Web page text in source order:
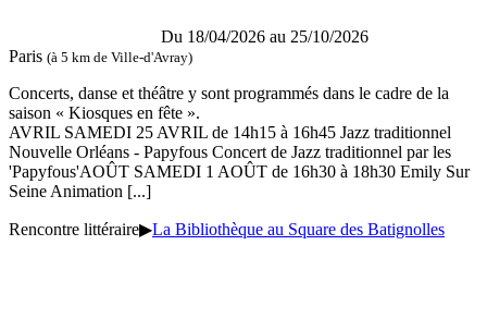
Du 18/04/2026 au 25/10/2026
Paris (à 5 km de Ville-d'Avray)
Concerts, danse et théâtre y sont programmés dans le cadre de la
saison « Kiosques en fête ».
AVRIL SAMEDI 25 AVRIL de 14h15 à 16h45 Jazz traditionnel
Nouvelle Orléans - Papyfous Concert de Jazz traditionnel par les
'Papyfous'AOÛT SAMEDI 1 AOÛT de 16h30 à 18h30 Emily Sur
Seine Animation [...]
Rencontre littéraire▶La Bibliothèque au Square des Batignolles